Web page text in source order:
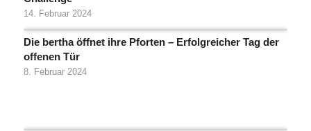
14. Februar 2024
Die bertha öffnet ihre Pforten – Erfolgreicher Tag der
offenen Tür
8. Februar 2024